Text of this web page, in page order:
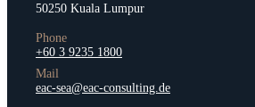
50250 Kuala Lumpur
Phone
+60 3 9235 1800
Mail
eac-sea@eac-consulting.de